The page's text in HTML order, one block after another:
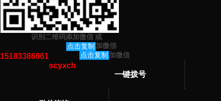
谱原创网站
猜你感兴趣的内容
暂无相关文章！
识别二维码添加微信 或
点击复制
15183386961
加微信
点击复制
scyxch
加微信
一键拨号